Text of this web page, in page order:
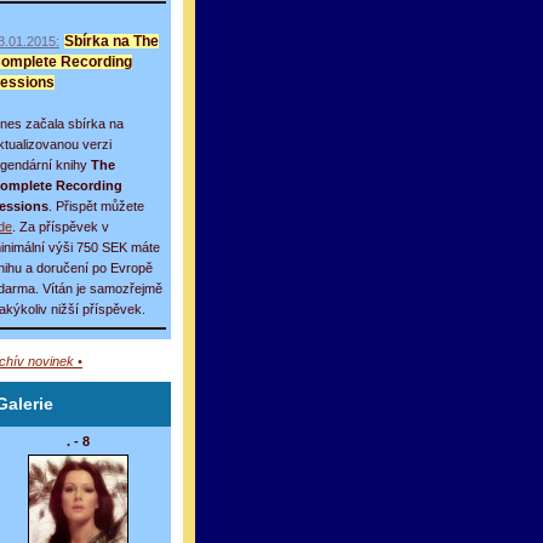
Sbírka na The
Recording
začala sbírka na
verzi
knihy The
Recording
. Přispět můžete
. Za příspěvek v
výši 750 SEK máte
a doručení po Evropě
Vítán je samozřejmě
nižší příspěvek.
novinek •
. - 8